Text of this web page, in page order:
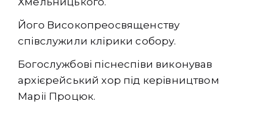
Його Високопреосвященству
співслужили клірики собору.
Богослужбові піснеспіви виконував
архієрейський хор під керівництвом
Марії Процюк.